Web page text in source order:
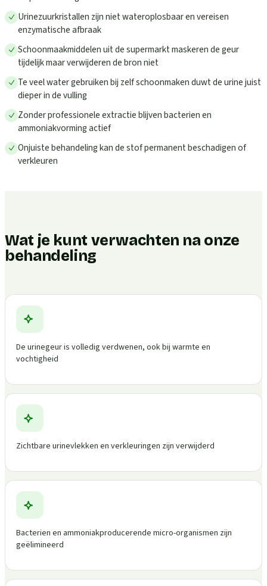
Urinezuurkristallen zijn niet wateroplosbaar en vereisen
enzymatische afbraak
Schoonmaakmiddelen uit de supermarkt maskeren de geur
tijdelijk maar verwijderen de bron niet
Te veel water gebruiken bij zelf schoonmaken duwt de urine juist
dieper in de vulling
Zonder professionele extractie blijven bacterien en
ammoniakvorming actief
Onjuiste behandeling kan de stof permanent beschadigen of
verkleuren
Wat je kunt verwachten na onze
behandeling
De urinegeur is volledig verdwenen, ook bij warmte en
vochtigheid
Zichtbare urinevlekken en verkleuringen zijn verwijderd
Bacterien en ammoniakproducerende micro-organismen zijn
geëlimineerd